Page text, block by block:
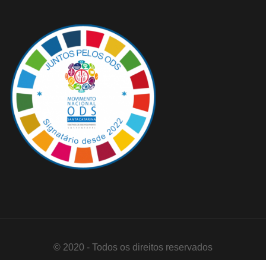
© 2020 - Todos os direitos reservados